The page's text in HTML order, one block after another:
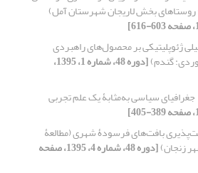
روستاهای بخش لاریجان شهرستان آمل)
ژئوپلیتیکی بر محصول‌های راهبردی
گندم) [دوره 48، شماره 1، 1395،
جغرافیای سیاسی به‌مثابۀ یک علم تجربی
بافت‌های فرسودۀ شهری (مطالعۀ
زنجان) [دوره 48، شماره 4، 1395، صفحه